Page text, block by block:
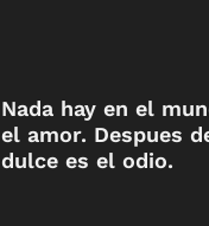
Nada hay en el
el amor. Despues
dulce es el odio.